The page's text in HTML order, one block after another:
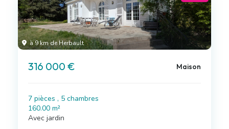
à 9 km de Herbault
316 000 € Maison
7 pièces , 5 chambres
160.00 m²
Avec jardin